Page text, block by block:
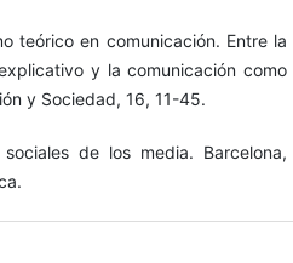
teórico en comunicación. Entre la
y la comunicación como
y Sociedad, 16, 11-45.
de los media. Barcelona,